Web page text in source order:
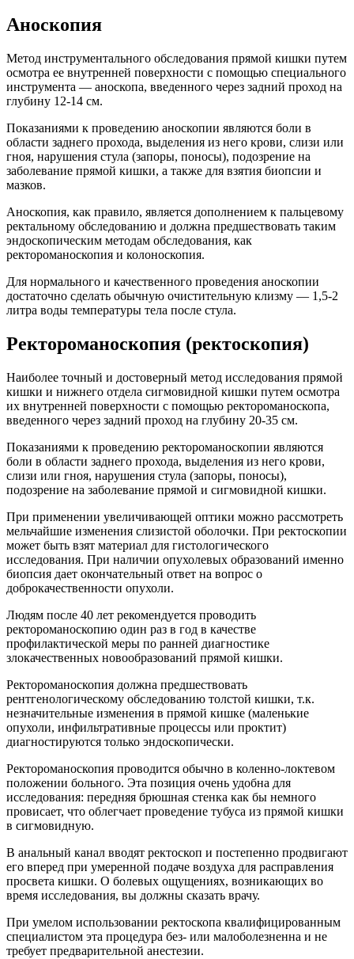
Аноскопия
Метод инструментального обследования прямой кишки путем
осмотра ее внутренней поверхности с помощью специального
инструмента — аноскопа, введенного через задний проход на
глубину 12-14 см.
Показаниями к проведению аноскопии являются боли в
области заднего прохода, выделения из него крови, слизи или
гноя, нарушения стула (запоры, поносы), подозрение на
заболевание прямой кишки, а также для взятия биопсии и
мазков.
Аноскопия, как правило, является дополнением к пальцевому
ректальному обследованию и должна предшествовать таким
эндоскопическим методам обследования, как
ректороманоскопия и колоноскопия.
Для нормального и качественного проведения аноскопии
достаточно сделать обычную очистительную клизму — 1,5-2
литра воды температуры тела после стула.
Ректороманоскопия (ректоскопия)
Наиболее точный и достоверный метод исследования прямой
кишки и нижнего отдела сигмовидной кишки путем осмотра
их внутренней поверхности с помощью ректороманоскопа,
введенного через задний проход на глубину 20-35 см.
Показаниями к проведению ректороманоскопии являются
боли в области заднего прохода, выделения из него крови,
слизи или гноя, нарушения стула (запоры, поносы),
подозрение на заболевание прямой и сигмовидной кишки.
При применении увеличивающей оптики можно рассмотреть
мельчайшие изменения слизистой оболочки. При ректоскопии
может быть взят материал для гистологического
исследования. При наличии опухолевых образований именно
биопсия дает окончательный ответ на вопрос о
доброкачественности опухоли.
Людям после 40 лет рекомендуется проводить
ректороманоскопию один раз в год в качестве
профилактической меры по ранней диагностике
злокачественных новообразований прямой кишки.
Ректороманоскопия должна предшествовать
рентгенологическому обследованию толстой кишки, т.к.
незначительные изменения в прямой кишке (маленькие
опухоли, инфильтративные процессы или проктит)
диагностируются только эндоскопически.
Ректороманоскопия проводится обычно в коленно-локтевом
положении больного. Эта позиция очень удобна для
исследования: передняя брюшная стенка как бы немного
провисает, что облегчает проведение тубуса из прямой кишки
в сигмовидную.
В анальный канал вводят ректоскоп и постепенно продвигают
его вперед при умеренной подаче воздуха для расправления
просвета кишки. О болевых ощущениях, возникающих во
время исследования, вы должны сказать врачу.
При умелом использовании ректоскопа квалифицированным
специалистом эта процедура без- или малоболезненна и не
требует предварительной анестезии.